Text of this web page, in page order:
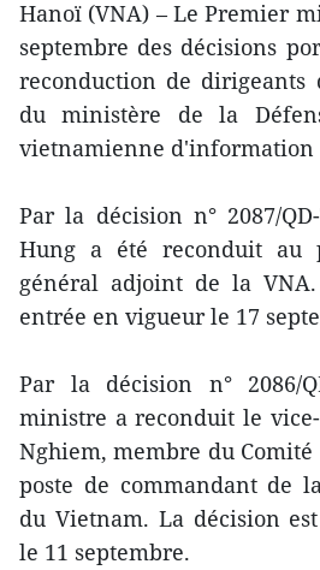
Hanoï (VNA) – Le Premier
septembre des décisions
reconduction de dirigeants
du ministère de la
vietnamienne d'information
Par la décision n° 2087/
Hung a été reconduit au
général adjoint de la
entrée en vigueur le 17
Par la décision n° 2086/
ministre a reconduit le
Nghiem, membre du
poste de commandant de
du Vietnam. La décision
le 11 septembre.